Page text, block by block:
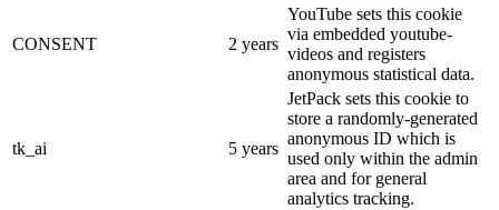
CONSENT 2 years
YouTube sets this cookie
via embedded youtube-
videos and registers
anonymous statistical data.
tk_ai 5 years
JetPack sets this cookie to
store a randomly-generated
anonymous ID which is
used only within the admin
area and for general
analytics tracking.